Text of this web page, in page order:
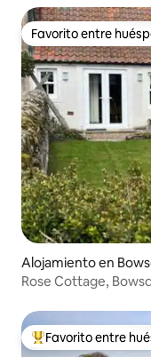
Favorito entre
Favorito entre
Alojamiento en
Favorito entre los
Favorito entre